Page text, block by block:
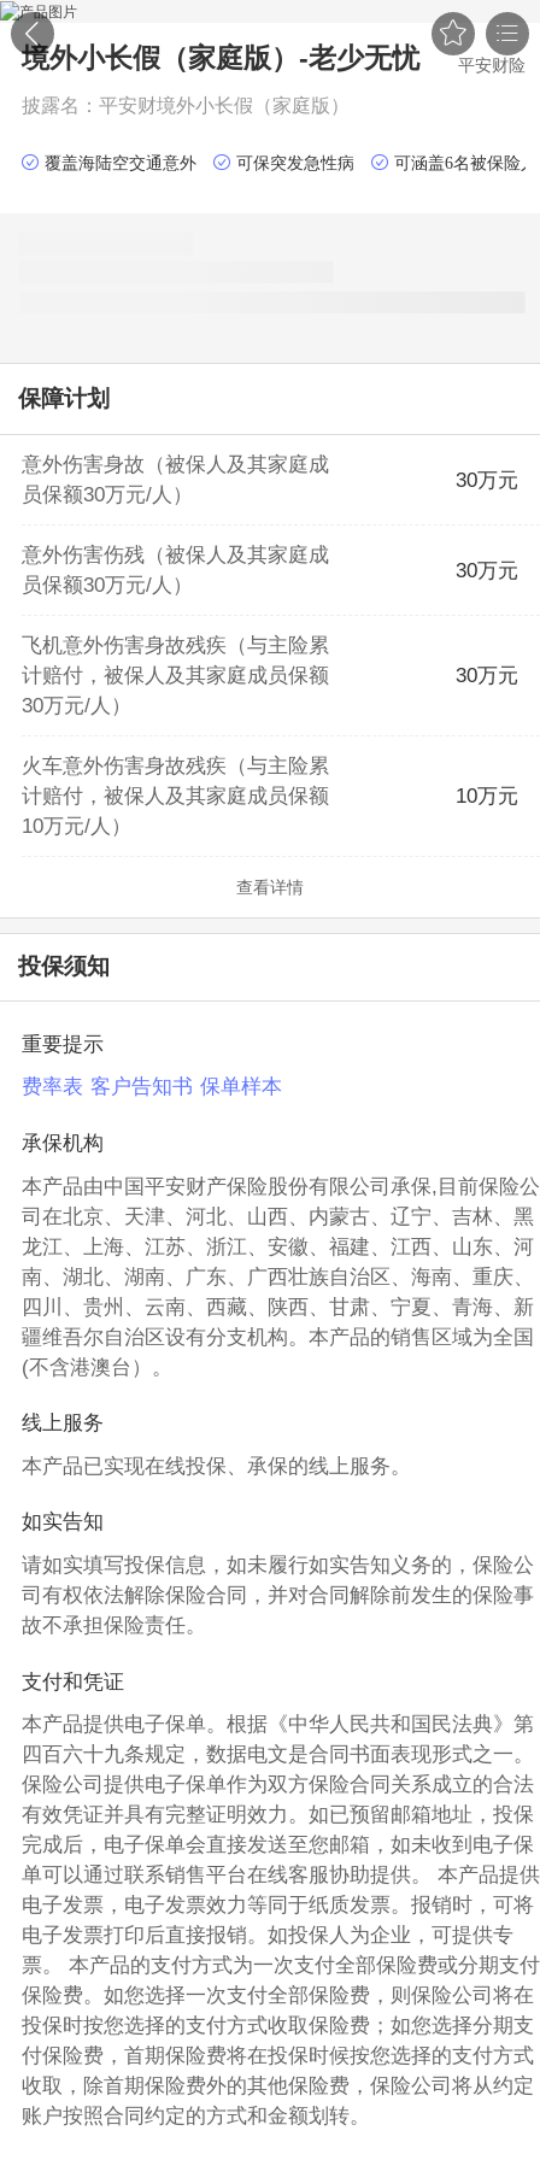
 
境外小长假（家庭版）-老少无忧 平安财险
披露名： 平安财境外小长假（家庭版）
覆盖海陆空交通意外 可保突发急性病 可涵盖6名被保险人
保障计划
意外伤害身故（被保人及其家庭成
员保额30万元/人）
30万元
意外伤害伤残（被保人及其家庭成
员保额30万元/人）
30万元
飞机意外伤害身故残疾（与主险累
计赔付，被保人及其家庭成员保额
30万元/人）
30万元
火车意外伤害身故残疾（与主险累
计赔付，被保人及其家庭成员保额
10万元/人）
10万元
查看详情
投保须知
重要提示
费率表 客户告知书 保单样本
承保机构
本产品由中国平安财产保险股份有限公司承保,目前保险公
司在北京、天津、河北、山西、内蒙古、辽宁、吉林、黑
龙江、上海、江苏、浙江、安徽、福建、江西、山东、河
南、湖北、湖南、广东、广西壮族自治区、海南、重庆、
四川、贵州、云南、西藏、陕西、甘肃、宁夏、青海、新
疆维吾尔自治区设有分支机构。本产品的销售区域为全国
(不含港澳台）。
线上服务
本产品已实现在线投保、承保的线上服务。
如实告知
请如实填写投保信息，如未履行如实告知义务的，保险公
司有权依法解除保险合同，并对合同解除前发生的保险事
故不承担保险责任。
支付和凭证
本产品提供电子保单。根据《中华人民共和国民法典》第
四百六十九条规定，数据电文是合同书面表现形式之一。
保险公司提供电子保单作为双方保险合同关系成立的合法
有效凭证并具有完整证明效力。如已预留邮箱地址，投保
完成后，电子保单会直接发送至您邮箱，如未收到电子保
单可以通过联系销售平台在线客服协助提供。 本产品提供
电子发票，电子发票效力等同于纸质发票。报销时，可将
电子发票打印后直接报销。如投保人为企业，可提供专
票。 本产品的支付方式为一次支付全部保险费或分期支付
保险费。如您选择一次支付全部保险费，则保险公司将在
投保时按您选择的支付方式收取保险费；如您选择分期支
付保险费，首期保险费将在投保时候按您选择的支付方式
收取，除首期保险费外的其他保险费，保险公司将从约定
账户按照合同约定的方式和金额划转。